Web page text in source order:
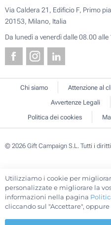
Via Caldera 21, Edificio F, Primo
20153, Milano, Italia
Da lunedì a venerdì dalle 08.00 alle
Chi siamo Attenzione al
Avvertenze Legali
Politica dei cookies
© 2026 Gift Campaign S.L. Tutti i
Utilizziamo i cookie per
personalizzate e migliorare la
informazioni nella pagina
cliccando sul "Accettare",